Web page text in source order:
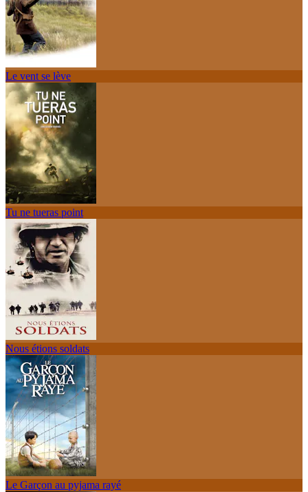
Le vent se lève
Tu ne tueras point
Nous étions soldats
Le Garçon au pyjama rayé